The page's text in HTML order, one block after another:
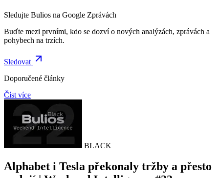
Sledujte Bulios na Google Zprávách
Buďte mezi prvními, kdo se dozví o nových analýzách, zprávách a
pohybech na trzích.
Sledovat
Doporučené články
Číst více
BLACK
Alphabet i Tesla překonaly tržby a přesto